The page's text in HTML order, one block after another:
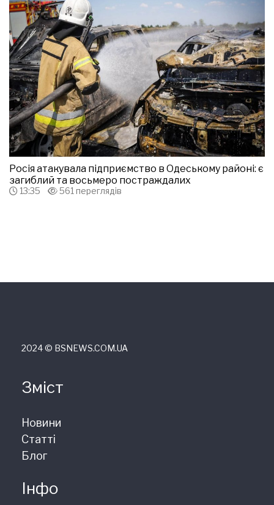
Росія атакувала підприємство в Одеському районі: є
загиблий та восьмеро постраждалих
13:35 561 переглядів
2024 © ВSNEWS.COM.UA
Зміст
Новини
Статті
Блог
Інфо